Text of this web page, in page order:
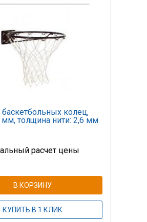
баскетбольных колец,
толщина нити: 2,6 мм
расчет цены
В КОРЗИНУ
КУПИТЬ В 1 КЛИК